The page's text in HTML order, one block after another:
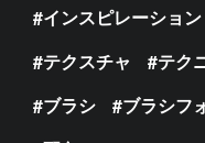
インスピレーション
テクスチャ
テク
ブラシ
ブラシフ